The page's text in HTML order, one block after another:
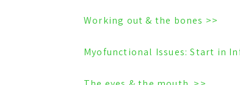
<< Working out & the bones